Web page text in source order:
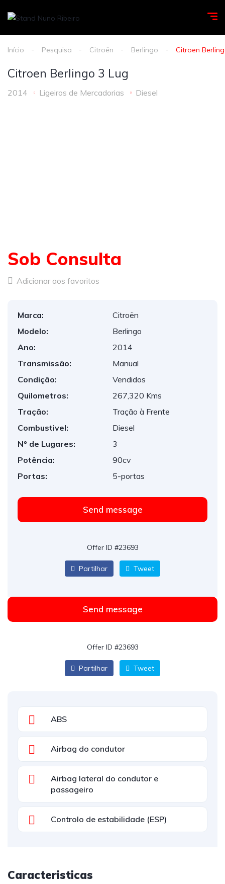
Início Pesquisa Citroën Berlingo Citroen
Citroen Berlingo 3 Lug
2014 Ligeiros de Mercadorias Diesel
Sob Consulta
Adicionar aos favoritos
Marca:
Citroën
Modelo:
Berlingo
Ano:
2014
Transmissão:
Manual
Condição:
Vendidos
Quilometros:
267,320 Kms
Tração:
Tração à Frente
Combustivel:
Diesel
Nº de Lugares:
3
Potência:
90cv
Portas:
5-portas
Send message
Offer ID #23693
Partilhar Tweet
Send message
Offer ID #23693
Partilhar Tweet
ABS
Airbag do condutor
Airbag lateral do condutor e
passageiro
Controlo de estabilidade (ESP)
Caracteristicas